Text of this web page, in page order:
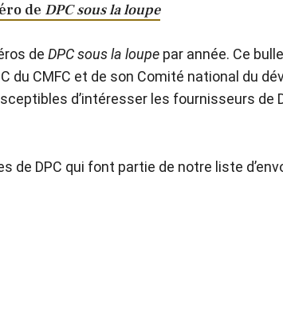
de DPC sous la loupe
de DPC sous la loupepar année. Ce
CMFC et de son Comité national du
d’intéresser les fournisseurs de
DPC qui font partie de notre liste